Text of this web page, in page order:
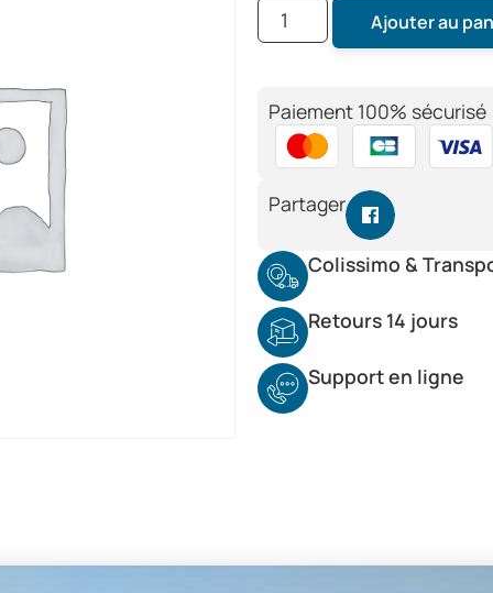
Ajouter au
Paiement 100% sécurisé
Partager
Colissimo &
Retours 14 jours
Support en ligne